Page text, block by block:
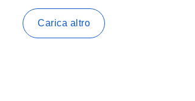
Carica altro